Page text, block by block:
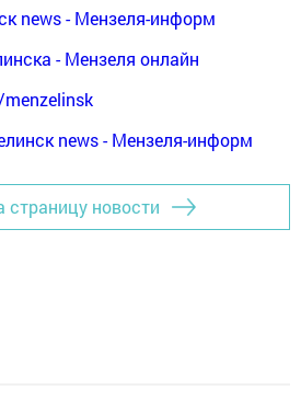
news - Мензеля-информ
- Мензеля онлайн
news - Мензеля-информ
страницу новости